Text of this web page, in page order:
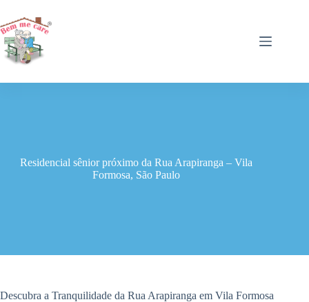
para
o
conteúdo
Residencial sênior próximo da Rua Arapiranga – Vila
Formosa, São Paulo
Descubra a Tranquilidade da Rua Arapiranga em Vila Formosa